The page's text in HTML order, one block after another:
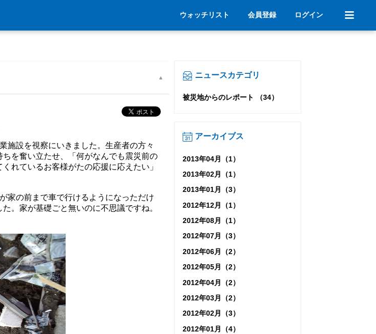
ウォッチリスト 会員登録 ログイン
施設を視察にいきました。生産者の方々
を奮い立たせ、「何がなんでも震災前の
れているお客様がたの応援に応えたい」
家の前まで車で行けるようになっただけ
。家が基礎ごと無いのに不思議ですね。
ニュースカテゴリ
被災地からのレポート （34）
アーカイブス
2013年04月（1）
2013年02月（1）
2013年01月（3）
2012年12月（1）
2012年08月（1）
2012年07月（3）
2012年06月（2）
2012年05月（2）
2012年04月（2）
2012年03月（2）
2012年02月（3）
2012年01月（4）